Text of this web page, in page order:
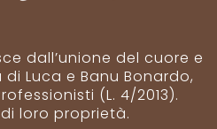
dall’unione del cuore e
Luca e Banu Bonardo,
(L. 4/2013).
loro proprietà.